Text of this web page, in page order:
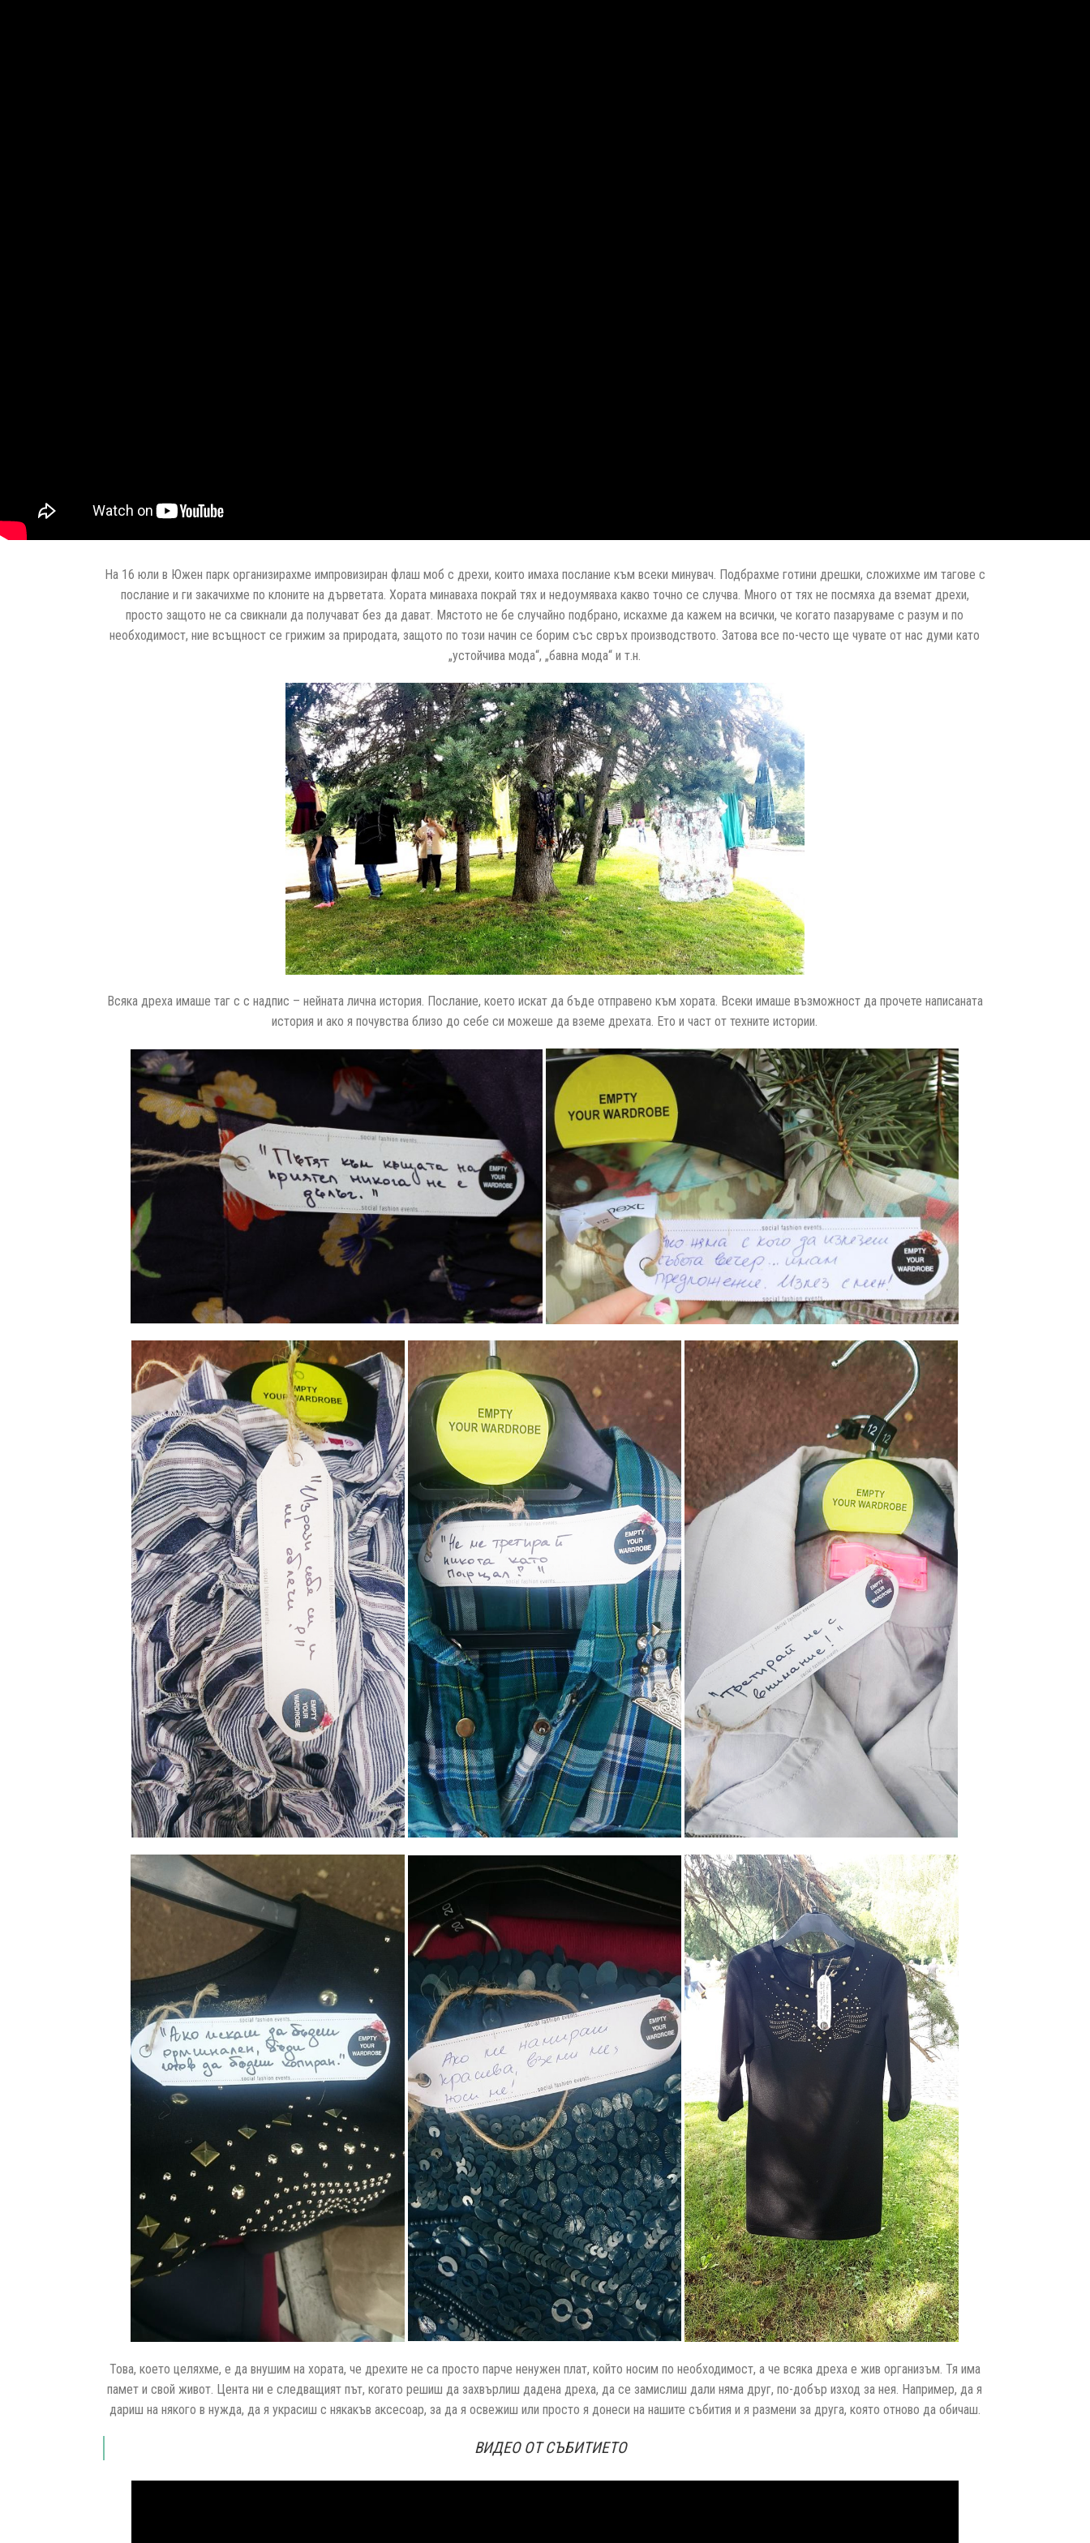
На 16 юли в Южен парк организирахме импровизиран флаш моб с дрехи, които имаха послание към всеки минувач. Подбрахме готини дрешки, сложихме им тагове с
послание и ги закачихме по клоните на дърветата. Хората минаваха покрай тях и недоумяваха какво точно се случва. Много от тях не посмяха да вземат дрехи,
просто защото не са свикнали да получават без да дават. Мястото не бе случайно подбрано, искахме да кажем на всички, че когато пазаруваме с разум и по
необходимост, ние всъщност се грижим за природата, защото по този начин се борим със свръх производството. Затова все по-често ще чувате от нас думи като
„устойчива мода“, „бавна мода“ и т.н.
Всяка дреха имаше таг с с надпис – нейната лична история. Послание, което искат да бъде отправено към хората. Всеки имаше възможност да прочете написаната
история и ако я почувства близо до себе си можеше да вземе дрехата. Ето и част от техните истории.
Това, което целяхме, е да внушим на хората, че дрехите не са просто парче ненужен плат, който носим по необходимост, а че всяка дреха е жив организъм. Тя има
памет и свой живот. Цента ни е следващият път, когато решиш да захвърлиш дадена дреха, да се замислиш дали няма друг, по-добър изход за нея. Например, да я
дариш на някого в нужда, да я украсиш с някакъв аксесоар, за да я освежиш или просто я донеси на нашите събития и я размени за друга, която отново да обичаш.
ВИДЕО ОТ СЪБИТИЕТО